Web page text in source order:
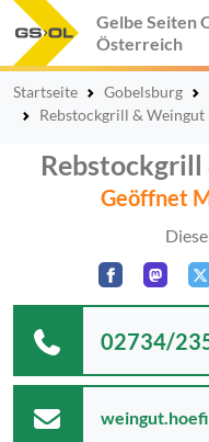
Gelbe Seiten
Österreich
Startseite Gobelsburg
Rebstockgrill &
Geöffnet
02734/